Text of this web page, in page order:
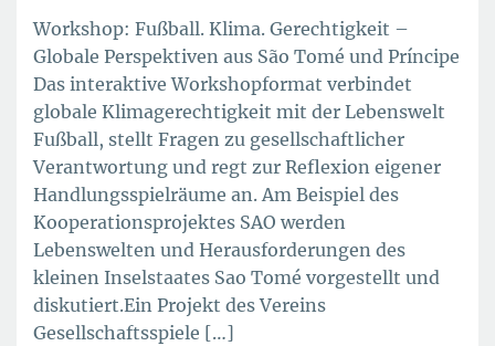
Workshop: Fußball. Klima. Gerechtigkeit –
Globale Perspektiven aus São Tomé und Príncipe
Das interaktive Workshopformat verbindet
globale Klimagerechtigkeit mit der Lebenswelt
Fußball, stellt Fragen zu gesellschaftlicher
Verantwortung und regt zur Reflexion eigener
Handlungsspielräume an. Am Beispiel des
Kooperationsprojektes SAO werden
Lebenswelten und Herausforderungen des
kleinen Inselstaates Sao Tomé vorgestellt und
diskutiert.Ein Projekt des Vereins
Gesellschaftsspiele […]